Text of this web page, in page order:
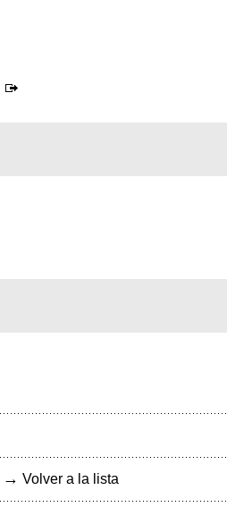
→ Volver a la lista